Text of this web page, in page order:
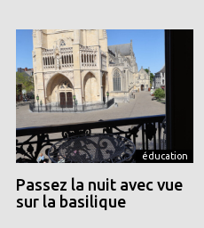
éducation
Passez la nuit avec vue
sur la basilique